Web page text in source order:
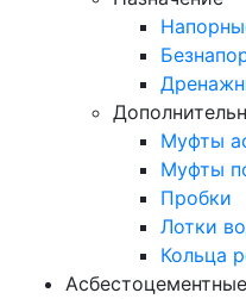
Муфты
Муфты
Пробки
Лотки
Кольца